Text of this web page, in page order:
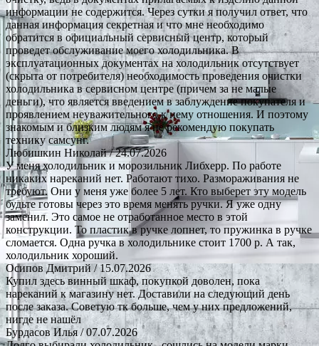
информации не содержится. Через сутки я получил ответ, что
данная информация секретная и что мне необходимо
обратится в официальный сервисный центр, который
проведет обслуживание моего холодильника. В
эксплуатационных документах на холодильник отсутствует
(скрыта от потребителя) необходимость проведения очистки
холодильника в сервисном центре (причем за не малые
деньги), что является введением в заблуждение покупателя и
проявлением неуважительного к нему отношения. И поэтому
знакомым и близким людям я не рекомендую покупать
технику самсунг.
Любишкин Николай/ 24.07.2026
У меня холодильник и морозильник Либхерр. По работе
никаких нареканий нет. Работают тихо. Размораживания не
требуют. Они у меня уже более 5 лет. Кто выберет эту модель
будьте готовы через это время менять ручки. Я уже одну
заменил. Это самое не отработанное место в этой
конструкции. То пластик в ручке лопнет, то пружинка в ручке
сломается. Одна ручка в холодильнике стоит 1700 р. А так,
холодильник хороший.
Осипов Дмитрий/ 15.07.2026
Купил здесь винный шкаф, покупкой доволен, пока
нареканий к магазину нет. Доставили на следующий день
после заказа. Советую тк больше, чем у них предложений,
нигде не нашёл
Бурдасов Илья/ 07.07.2026